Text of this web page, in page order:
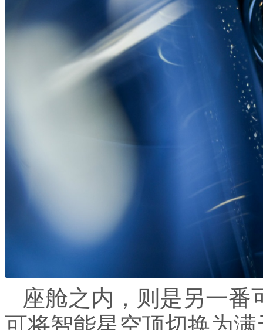
座舱之内，则是另一
可将智能星空顶切换为